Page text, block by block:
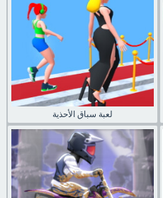
لعبة سباق الأحذية